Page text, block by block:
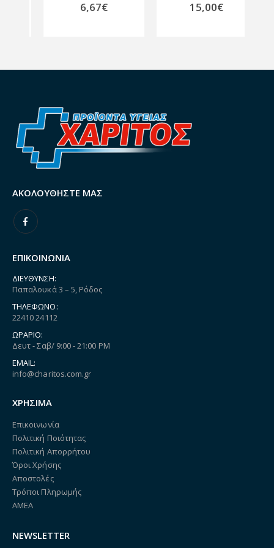
6,67€ 15,00€
ΑΚΟΛΟΥΘΉΣΤΕ ΜΑΣ
ΕΠΙΚΟΙΝΩΝΙΑ
ΔΙΕΎΘΥΝΣΗ:
Παπαλουκά 3 – 5, Ρόδος
ΤΗΛΈΦΩΝΟ:
22410 24112
ΩΡΆΡΙΟ:
Δευτ - Σαβ/ 9:00 - 21:00 PM
EMAIL:
info@charitos.com.gr
ΧΡΗΣΙΜΑ
Επικοινωνία
Πολιτική Ποιότητας
Πολιτική Απορρήτου
Όροι Χρήσης
Αποστολές
Τρόποι Πληρωμής
ΑΜΕΑ
NEWSLETTER